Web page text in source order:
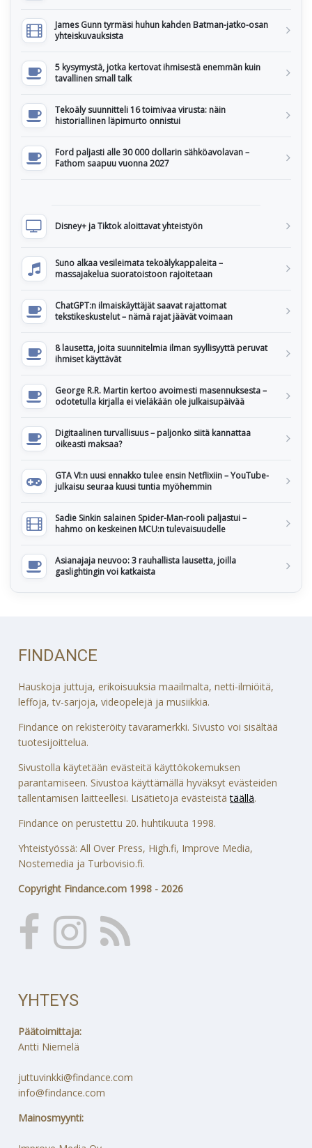
James Gunn tyrmäsi huhun kahden Batman-jatko-osan
yhteiskuvauksista
5 kysymystä, jotka kertovat ihmisestä enemmän kuin
tavallinen small talk
Tekoäly suunnitteli 16 toimivaa virusta: näin
historiallinen läpimurto onnistui
Ford paljasti alle 30 000 dollarin sähköavolavan –
Fathom saapuu vuonna 2027
Disney+ ja Tiktok aloittavat yhteistyön
Suno alkaa vesileimata tekoälykappaleita –
massajakelua suoratoistoon rajoitetaan
ChatGPT:n ilmaiskäyttäjät saavat rajattomat
tekstikeskustelut – nämä rajat jäävät voimaan
8 lausetta, joita suunnitelmia ilman syyllisyyttä peruvat
ihmiset käyttävät
George R.R. Martin kertoo avoimesti masennuksesta –
odotetulla kirjalla ei vieläkään ole julkaisupäivää
Digitaalinen turvallisuus – paljonko siitä kannattaa
oikeasti maksaa?
GTA VI:n uusi ennakko tulee ensin Netflixiin – YouTube-
julkaisu seuraa kuusi tuntia myöhemmin
Sadie Sinkin salainen Spider-Man-rooli paljastui –
hahmo on keskeinen MCU:n tulevaisuudelle
Asianajaja neuvoo: 3 rauhallista lausetta, joilla
gaslightingin voi katkaista
FINDANCE
Hauskoja juttuja, erikoisuuksia maailmalta, netti-ilmiöitä,
leffoja, tv-sarjoja, videopelejä ja musiikkia.
Findance on rekisteröity tavaramerkki. Sivusto voi sisältää
tuotesijoittelua.
Sivustolla käytetään evästeitä käyttökokemuksen
parantamiseen. Sivustoa käyttämällä hyväksyt evästeiden
tallentamisen laitteellesi. Lisätietoja evästeistätäällä.
Findance on perustettu 20. huhtikuuta 1998.
Yhteistyössä: All Over Press, High.fi, Improve Media,
Nostemedia ja Turbovisio.fi.
Copyright Findance.com 1998 - 2026
YHTEYS
Päätoimittaja:
Antti Niemelä
juttuvinkki@findance.com
info@findance.com
Mainosmyynti: